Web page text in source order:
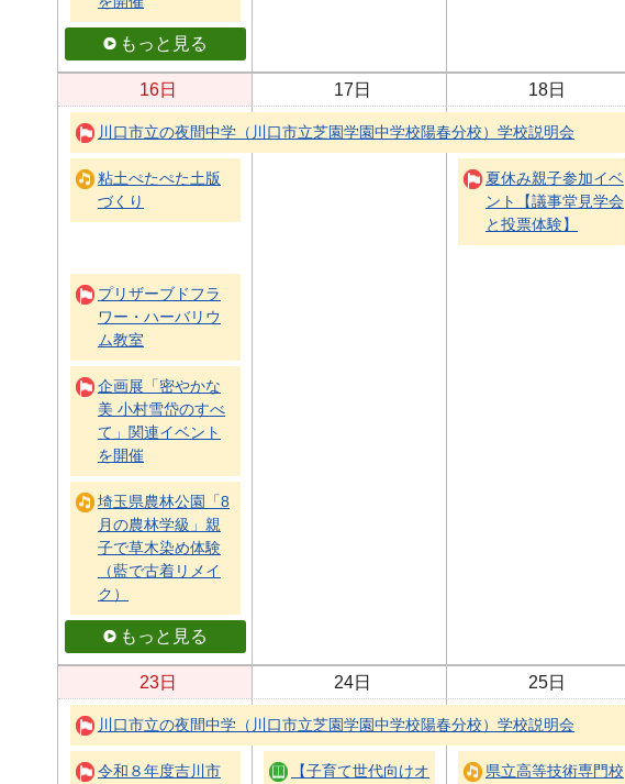
もっと見る
16日 17日 18日
川口市立の夜間中学（川口市立芝園学園中学校陽春分校）学校説明会
粘土ぺたぺた土版
づくり
夏休み親子参加イベ
ント【議事堂見学会
と投票体験】
プリザーブドフラ
ワー・ハーバリウ
ム教室
企画展「密やかな
美 小村雪岱のすべ
て」関連イベント
を開催
埼玉県農林公園「8
月の農林学級」親
子で草木染め体験
（藍で古着リメイ
ク）
もっと見る
23日 24日 25日
川口市立の夜間中学（川口市立芝園学園中学校陽春分校）学校説明会
令和８年度吉川市
【子育て世代向けオ
県立高等技術専門校